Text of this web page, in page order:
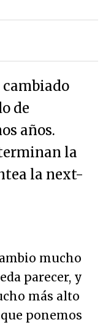
cambiado
de
años.
la
la next-
mucho
parecer, y
más alto
ponemos